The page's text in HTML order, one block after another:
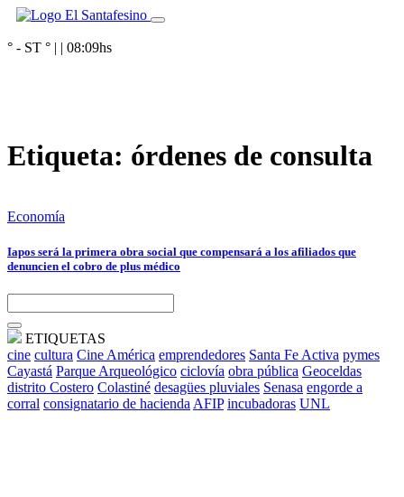
° - ST ° | | 08:09hs
Etiqueta: órdenes de consulta
Economía
Iapos será la primera obra social que compensará a los afiliados que
denuncien el cobro de plus médico
ETIQUETAS
cine cultura Cine América emprendedores Santa Fe Activa pymes
Cayastá Parque Arqueológico ciclovía obra pública Geoceldas
distrito Costero Colastiné desagües pluviales Senasa engorde a
corral consignatario de hacienda AFIP incubadoras UNL